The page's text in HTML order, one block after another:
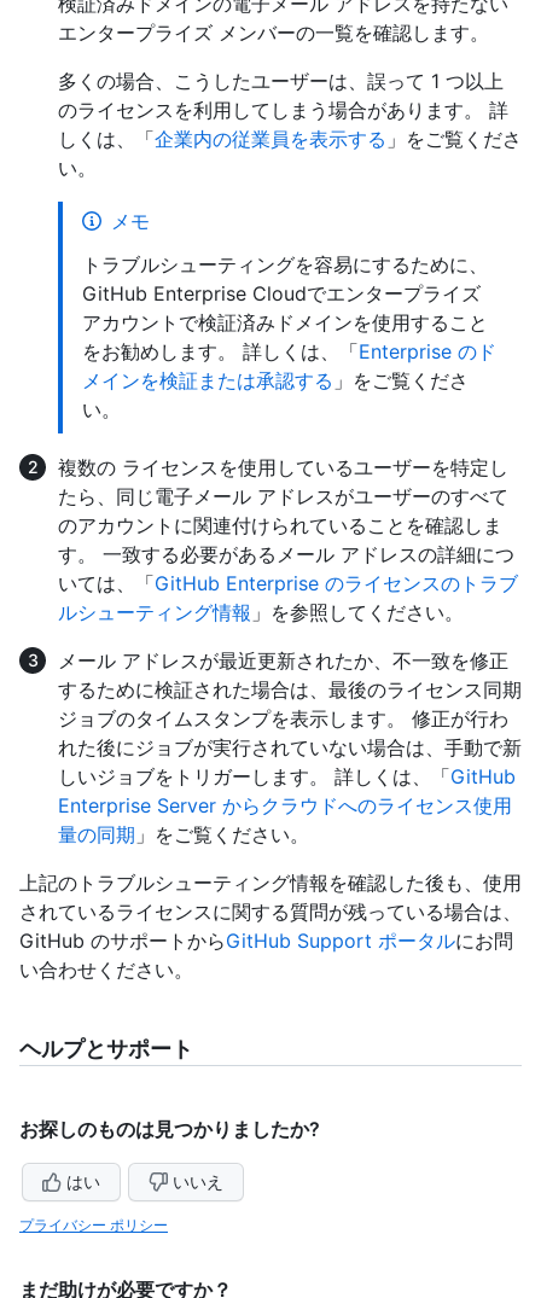
エンタープライズ メンバーの一覧を確認します。
多くの場合、こうしたユーザーは、誤って 1 つ以上
のライセンスを利用してしまう場合があります。 詳
しくは、「企業内の従業員を表示する 」をご覧くださ
い。
メモ
トラブルシューティングを容易にするために、
GitHub Enterprise Cloudでエンタープライズ
アカウントで検証済みドメインを使用すること
をお勧めします。 詳しくは、「Enterprise のド
メインを検証または承認する 」をご覧くださ
い。
複数の ライセンスを使用しているユーザーを特定し
たら、同じ電子メール アドレスがユーザーのすべて
のアカウントに関連付けられていることを確認しま
す。 一致する必要があるメール アドレスの詳細につ
いては、「GitHub Enterprise のライセンスのトラブ
ルシューティング情報 」を参照してください。
メール アドレスが最近更新されたか、不一致を修正
するために検証された場合は、最後のライセンス同期
ジョブのタイムスタンプを表示します。 修正が行わ
れた後にジョブが実行されていない場合は、手動で新
しいジョブをトリガーします。 詳しくは、「GitHub
Enterprise Server からクラウドへのライセンス使用
量の同期 」をご覧ください。
上記のトラブルシューティング情報を確認した後も、使用
されているライセンスに関する質問が残っている場合は、
GitHub のサポートからGitHub Support ポータルにお問
い合わせください。
ヘルプとサポート
お探しのものは見つかりましたか?
はい いいえ
プライバシー ポリシー
まだ助けが必要ですか？